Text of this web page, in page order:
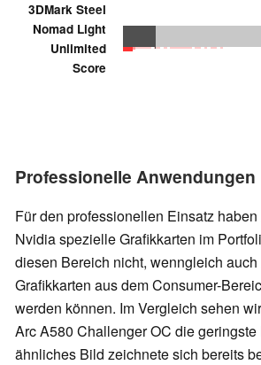
3DMark Steel
Nomad Light
Unlimited
Score
Professionelle Anwendungen
Für den professionellen Einsatz
Nvidia spezielle Grafikkarten im
diesen Bereich nicht, wenngleich
Grafikkarten aus dem Consumer-
werden können. Im Vergleich sehen
Arc A580 Challenger OC die
ähnliches Bild zeichnete sich bereits